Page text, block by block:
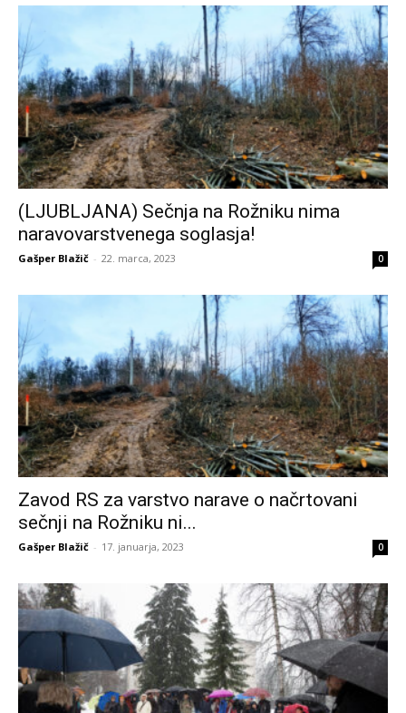
(LJUBLJANA) Sečnja na Rožniku nima
naravovarstvenega soglasja!
Gašper Blažič - 22. marca, 2023 0
Zavod RS za varstvo narave o načrtovani
sečnji na Rožniku ni...
Gašper Blažič - 17. januarja, 2023 0